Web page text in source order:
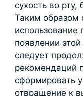
сухость во
Таким образом
использование
появлении
следует
рекомендаций
сформировать
отвращение к